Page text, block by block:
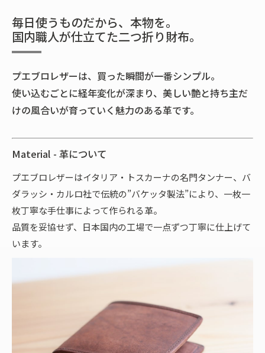
毎日使うものだから、本物を。
国内職人が仕立てた二つ折り財布。
プエブロレザーは、買った瞬間が一番シンプル。
使い込むごとに経年変化が深まり、美しい艶と持ち主だ
けの風合いが育っていく魅力のある革です。
Material - 革について
プエブロレザーはイタリア・トスカーナの名門タンナー、バ
ダラッシ・カルロ社で伝統の”バケッタ製法”により、一枚一
枚丁寧な手仕事によって作られる革。
品質を妥協せず、日本国内の工場で一点ずつ丁寧に仕上げて
います。